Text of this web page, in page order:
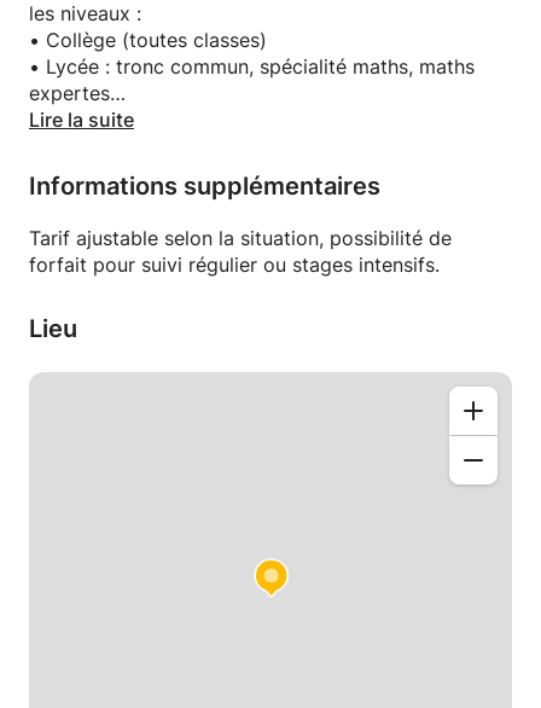
les niveaux :
• Collège (toutes classes)
• Lycée : tronc commun, spécialité maths, maths
expertes
• Supérieur : BTS, BUT, Licence, écoles privées
📍 Zones d’intervention
• À domicile : Marseille
• En visio : partout en France (cours par
visioconférence, support partagé, exercices
• Reprise des bases pour combler les lacunes
• Exercices ciblés pour préparer les contrôles,
• Mise en place d’une méthode de travail (fiche,
• Élèves en difficulté qui veulent remonter leurs
Lire la suite
Informations supplémentaires
Tarif ajustable selon la situation, possibilité de
forfait pour suivi régulier ou stages intensifs.
Lieu